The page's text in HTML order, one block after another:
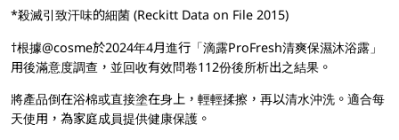
*殺滅引致汗味的細菌 (Reckitt Data on File 2015)
†根據@cosme於2024年4月進行「滴露ProFresh清爽保濕沐浴露」
用後滿意度調查，並回收有效問卷112份後所析出之結果。
將產品倒在浴棉或直接塗在身上，輕輕揉擦，再以清水沖洗。適合每
天使用，為家庭成員提供健康保護。